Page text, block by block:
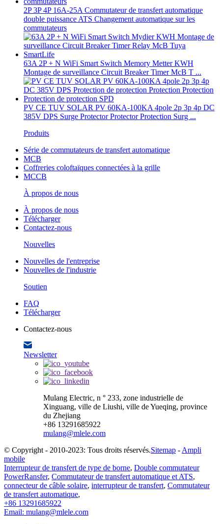
2P 3P 4P 16A-25A Commutateur de transfert automatique
double puissance ATS Changement automatique sur les
commutateurs
63A 2P + N WiFi Smart Switch Memory Metter KWH
Montage de surveillance Circuit Breaker Timer McB T ...
PV CE TUV SOLAR PV 60KA-100KA 4pole 2p 3p 4p DC
385V DPS Surge Protector Protector Protection Surg ...
Produits
Série de commutateurs de transfert automatique
MCB
Coffreries coloftaïques connectées à la grille
MCCB
À propos de nous
À propos de nous
Télécharger
Contactez-nous
Nouvelles
Nouvelles de l'entreprise
Nouvelles de l'industrie
Soutien
FAQ
Télécharger
Contactez-nous
Newsletter
Mulang Electric, n ° 233, zone industrielle de
Xinguang, ville de Liushi, ville de Yueqing, province
du Zhejiang
+86 13291685922
mulang@mlele.com
© Copyright - 2010-2023: Tous droits réservés.Sitemap - Ampli
mobile
Interrupteur de transfert de type de borne, Double commutateur
PowerRansfer, Commutateur de transfert automatique et ATS,
connecteur de câble solaire, interrupteur de transfert, Commutateur
de transfert automatique,
+86 13291685922
Email: mulang@mlele.com